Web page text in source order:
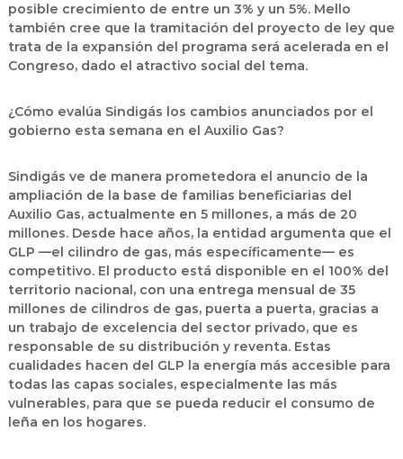
posible crecimiento de entre un 3% y un 5%.Mello
también cree que la tramitación del proyecto de ley que
trata de la expansión del programa será acelerada en el
Congreso, dado el atractivo social del tema.
¿Cómo evalúa Sindigás los cambios anunciados por el
gobierno esta semana en el Auxilio Gas?
Sindigás ve de manera prometedora el anuncio de la
ampliación de la base de familias beneficiarias del
Auxilio Gas, actualmente en 5 millones, a más de 20
millones. Desde hace años, la entidad argumenta que el
GLP —el cilindro de gas, más específicamente— es
competitivo. El producto está disponible en el 100% del
territorio nacional, con una entrega mensual de 35
millones de cilindros de gas, puerta a puerta, gracias a
un trabajo de excelencia del sector privado, que es
responsable de su distribución y reventa. Estas
cualidades hacen del GLP la energía más accesible para
todas las capas sociales, especialmente las más
vulnerables, para que se pueda reducir el consumo de
leña en los hogares.